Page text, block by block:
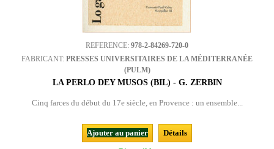
REFERENCE: 978-2-84269-720-0
FABRICANT: PRESSES UNIVERSITAIRES DE LA MÉDITERRANÉE
(PULM)
LA PERLO DEY MUSOS (BIL) - G. ZERBIN
Cinq farces du début du 17e siècle, en Provence : un ensemble...
Ajouter au panier
Détails